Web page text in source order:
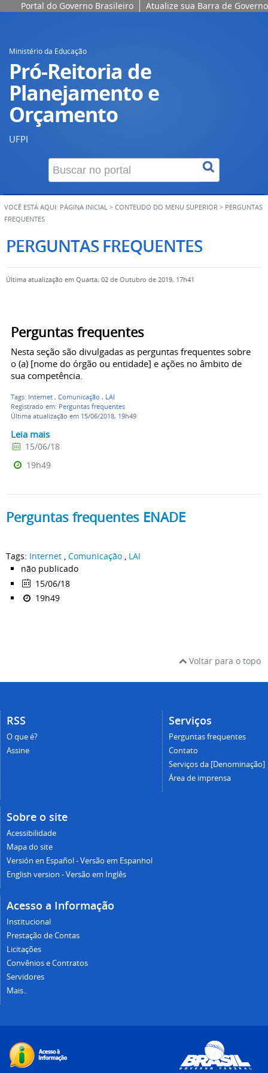
Portal do Governo Brasileiro Atualize sua Barra de Governo
Ministério da Educação
Pró-Reitoria de
Planejamento e
Orçamento
UFPI
VOCÊ ESTÁ AQUI: PÁGINA INICIAL > CONTEUDO DO MENU SUPERIOR > PERGUNTAS
FREQUENTES
PERGUNTAS FREQUENTES
Última atualização em Quarta, 02 de Outubro de 2019, 17h41
Perguntas frequentes
Nesta seção são divulgadas as perguntas frequentes sobre
o (a) [nome do órgão ou entidade] e ações no âmbito de
sua competência.
Tags: Internet , Comunicação , LAI
Registrado em: Perguntas frequentes
Última atualização em 15/06/2018, 19h49
Leia mais
15/06/18
19h49
Perguntas frequentes ENADE
Tags: Internet , Comunicação , LAI
não publicado
15/06/18
19h49
Voltar para o topo
Serviços
Perguntas frequentes
Contato
Serviços da [Denominação]
Área de imprensa
RSS
O que é?
Assine
Sobre o site
Acessibilidade
Mapa do site
Versión en Español - Versão em Espanhol
English version - Versão em Inglês
Acesso a Informação
Institucional
Prestação de Contas
Licitações
Convênios e Contratos
Servidores
Mais..